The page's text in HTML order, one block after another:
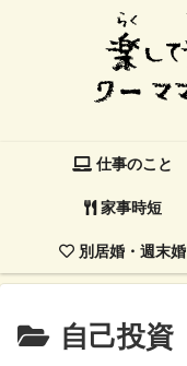
仕事のこと
家事時短
別居婚・週末婚
自己投資